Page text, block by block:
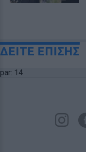
ΔΕΙΤΕ ΕΠΙΣΗΣ
par: 14